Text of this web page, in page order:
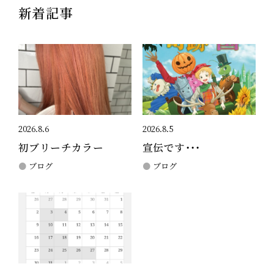
新着記事
2026.8.6
初ブリーチカラー
ブログ
2026.8.5
宣伝です・・・
ブログ